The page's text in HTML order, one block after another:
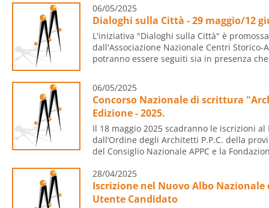
06/05/2025
Dialoghi sulla Città - 29 maggio/12
L'iniziativa "Dialoghi sulla Città" è
dall'Associazione Nazionale Centri
potranno essere seguiti sia in presenza
06/05/2025
Concorso Nazionale di scrittura
Edizione - 2025.
Il 18 maggio 2025 scadranno le iscrizioni
dall’Ordine degli Architetti P.P.C. della
del Consiglio Nazionale APPC e la
28/04/2025
Iscrizione nel Nuovo Albo Nazionale
Utente Candidato